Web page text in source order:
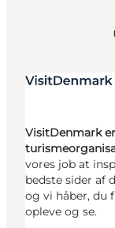
VisitDenmark
vores job at
bedste sider af
og vi håber, du
opleve og se.